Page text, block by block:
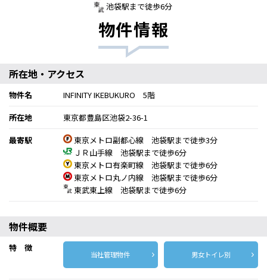
池袋駅まで徒歩6分
物件情報
所在地・アクセス
物件名
INFINITY IKEBUKURO 5階
所在地
東京都豊島区池袋2-36-1
最寄駅
東京メトロ副都心線 池袋駅まで徒歩3分
ＪＲ山手線 池袋駅まで徒歩6分
東京メトロ有楽町線 池袋駅まで徒歩6分
東京メトロ丸ノ内線 池袋駅まで徒歩6分
東武東上線 池袋駅まで徒歩6分
物件概要
特 徴
当社管理物件 男女トイレ別